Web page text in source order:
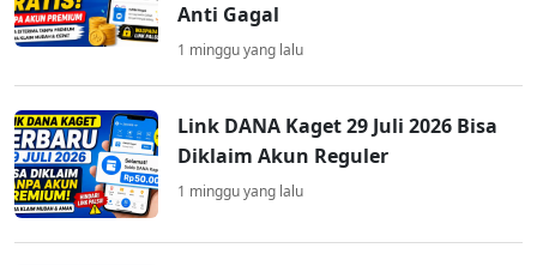
Anti Gagal
1 minggu yang lalu
Link DANA Kaget 29 Juli 2026 Bisa
Diklaim Akun Reguler
1 minggu yang lalu